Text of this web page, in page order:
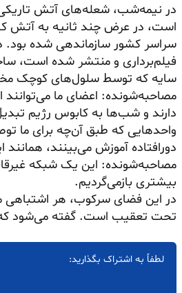
در نیمه‌شب، شعله‌های آتش تاریکی
است، در عرض چند ثانیه به آتش
سراسر کشور سازماندهی شده بود.
فیلم‌برداری و منتشر شده است،
سایه که توسط سلول‌های کوچک
مصاحبه‌شونده: اعضای ما می‌توانند
دارند و شب‌ها به کابوس رژیم
واحدهایی که طبق آن‌چه برای ما
دورافتاده آموزش می‌بینند، همانند
مصاحبه‌شونده: این یک شبکه
بیشتری بازمی‌گردیم.
در این فضای سرکوب، هر
تحت تعقیب است. گفته می‌شود که نزدیک به ۲۰۰۰ نفر از اعضای این واحدها
لطفاً به اشتراک بگذارید: